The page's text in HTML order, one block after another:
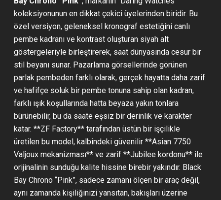
koleksiyonunun en dikkat çekici üyelerinden biridir. Bu
özel versiyon, geleneksel kronograf estetiğini canlı
pembe kadranı ve kontrast oluşturan siyah alt
göstergeleriyle birleştirerek, saat dünyasında cesur bir
stil beyanı sunar. Pazarlama görsellerinde görünen
parlak pembeden farklı olarak, gerçek hayatta daha zarif
ve hafifçe soluk bir pembe tonuna sahip olan kadran,
farklı ışık koşullarında hatta beyaza yakın tonlara
bürünebilir, bu da saate eşsiz bir derinlik ve karakter
katar. **ZF Factory** tarafından üstün bir işçilikle
üretilen bu model, kalbindeki güvenilir **Asian 7750
Valjoux mekanizması** ve zarif **Jubilee kordonu** ile
orijinalinin sunduğu kalite hissine birebir yakındır. Black
Bay Chrono “Pink”, sadece zamanı ölçen bir araç değil,
aynı zamanda kişiliğinizi yansıtan, bakışları üzerine